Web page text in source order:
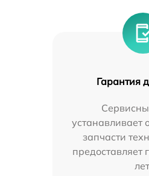
Гарантия
устанавливает
запчасти
предоставляет